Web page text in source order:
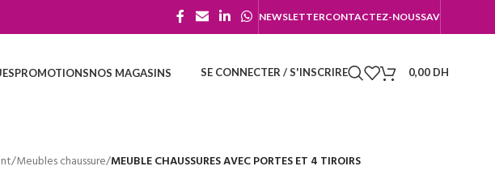
NEWSLETTERCONTACTEZ-NOUSSAV
PROMOTIONSNOS MAGASINS SE CONNECTER / S'INSCRIRE 0,00 DH
/Meubles chaussure/MEUBLE CHAUSSURES AVEC PORTES ET 4 TIROIRS